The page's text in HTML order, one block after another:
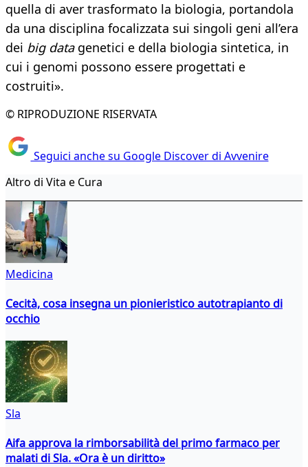
quella di aver trasformato la biologia, portandola
da una disciplina focalizzata sui singoli geni all’era
dei big datagenetici e della biologia sintetica, in
cui i genomi possono essere progettati e
costruiti».
© RIPRODUZIONE RISERVATA
Seguici anche su Google Discover di Avvenire
Altro di Vita e Cura
Medicina
Cecità, cosa insegna un pionieristico autotrapianto di
occhio
Sla
Aifa approva la rimborsabilità del primo farmaco per
malati di Sla. «Ora è un diritto»